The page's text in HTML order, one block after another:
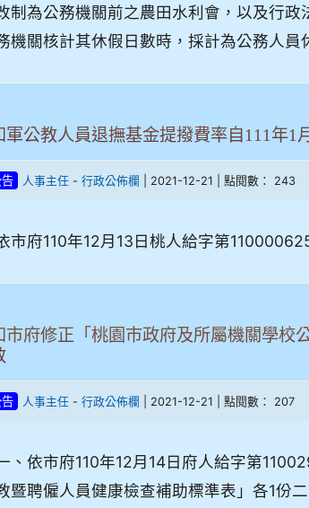
制為公務機關前之農田水利會，以及行政
機關核計其休假日數時，採計為公務人員
軍公教人員退撫基金提撥費率自111年1
告 人事主任 -行政公佈欄 | 2021-12-21 | 點閱數： 243
市府110年12月13日桃人給字第
市府修正「桃園市政府及所屬機關學校
告 人事主任 -行政公佈欄 | 2021-12-21 | 點閱數： 207
、依市府110年12月14日府人給字第
暨聘僱人員健康檢查補助標準表」各1份